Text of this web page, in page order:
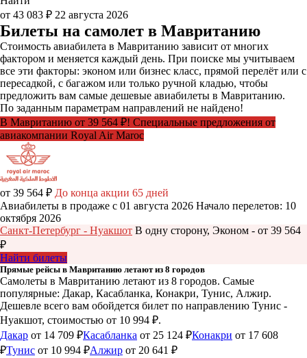
от 43 083 ₽ 22 августа 2026
Билеты на самолет в Мавританию
Стоимость авиабилета в Мавританию зависит от многих
фактором и меняется каждый день. При поиске мы учитываем
все эти факторы: эконом или бизнес класс, прямой перелёт или с
пересадкой, с багажом или только ручной кладью, чтобы
предложить вам самые дешевые авиабилеты в Мавританию.
По заданным параметрам направлений не найдено!
В Мавританию от 39 564 ₽! Специальные предложения от
авиакомпании Royal Air Maroc
от 39 564 ₽ До конца акции 65 дней
Авиабилеты в продаже с 01 августа 2026 Начало перелетов: 10
октября 2026
Санкт-Петербург - Нуакшот В одну сторону, Эконом - от 39 564
₽
Найти билеты
Прямые рейсы в Мавританию летают из 8 городов
Самолеты в Мавританию летают из 8 городов. Самые
популярные: Дакар, Касабланка, Конакри, Тунис, Алжир.
Дешевле всего вам обойдется билет по направлению Тунис -
Нуакшот, стоимостью от 10 994 ₽.
Дакар от 14 709 ₽Касабланка от 25 124 ₽Конакри от 17 608
₽Тунис от 10 994 ₽Алжир от 20 641 ₽